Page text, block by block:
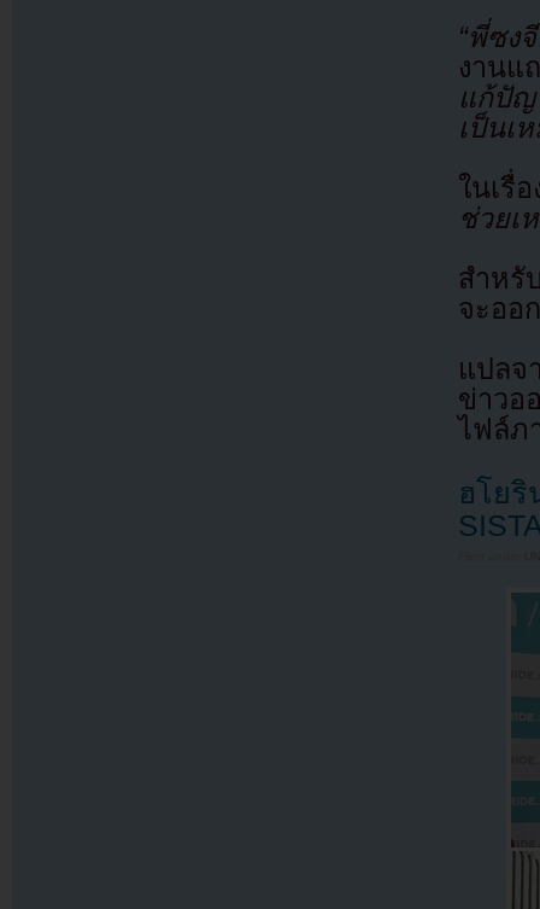
“พี่ซง
งานแ
แก้ปัญ
เป็นเ
ในเรื่
ช่วยเ
สำหรั
จะออ
แปลจ
ข่าวอ
ไฟล์ภ
ฮโย